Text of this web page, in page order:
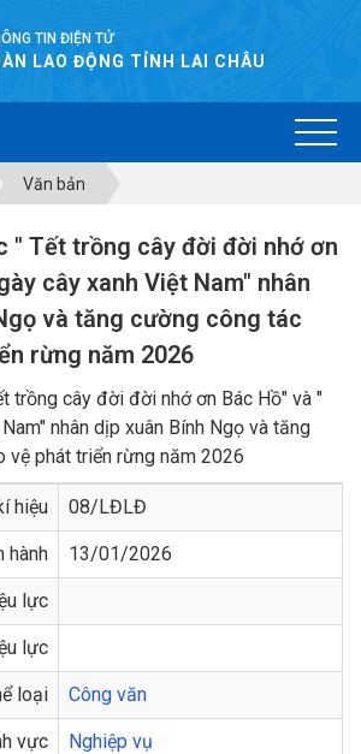
TIN ĐIỆN TỬ
LAO ĐỘNG TỈNH LAI CHÂU
Văn bản
" Tết trồng cây đời đời nhớ ơn
cây xanh Việt Nam" nhân
và tăng cường công tác
rừng năm 2026
trồng cây đời đời nhớ ơn Bác Hồ" và "
nhân dịp xuân Bính Ngọ và tăng
vệ phát triển rừng năm 2026
hiệu 08/LĐLĐ
hành 13/01/2026
lực
lực
loại Công văn
vực Nghiệp vụ